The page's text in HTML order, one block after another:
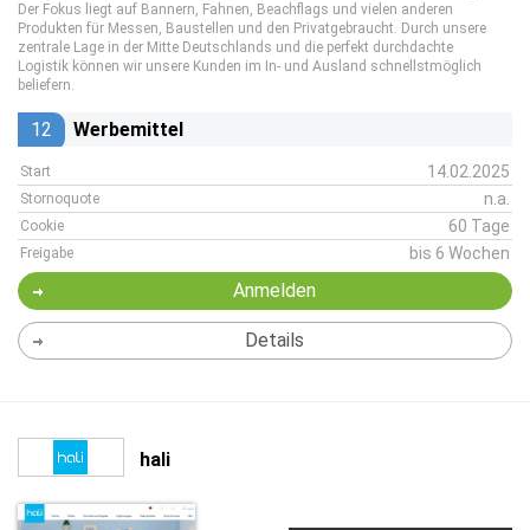
Der Fokus liegt auf Bannern, Fahnen, Beachflags und vielen anderen
Produkten für Messen, Baustellen und den Privatgebraucht. Durch unsere
zentrale Lage in der Mitte Deutschlands und die perfekt durchdachte
Logistik können wir unsere Kunden im In- und Ausland schnellstmöglich
beliefern.
12 Werbemittel
Start 14.02.2025
Stornoquote n.a.
Cookie 60 Tage
Freigabe bis 6 Wochen
Anmelden
Details
hali